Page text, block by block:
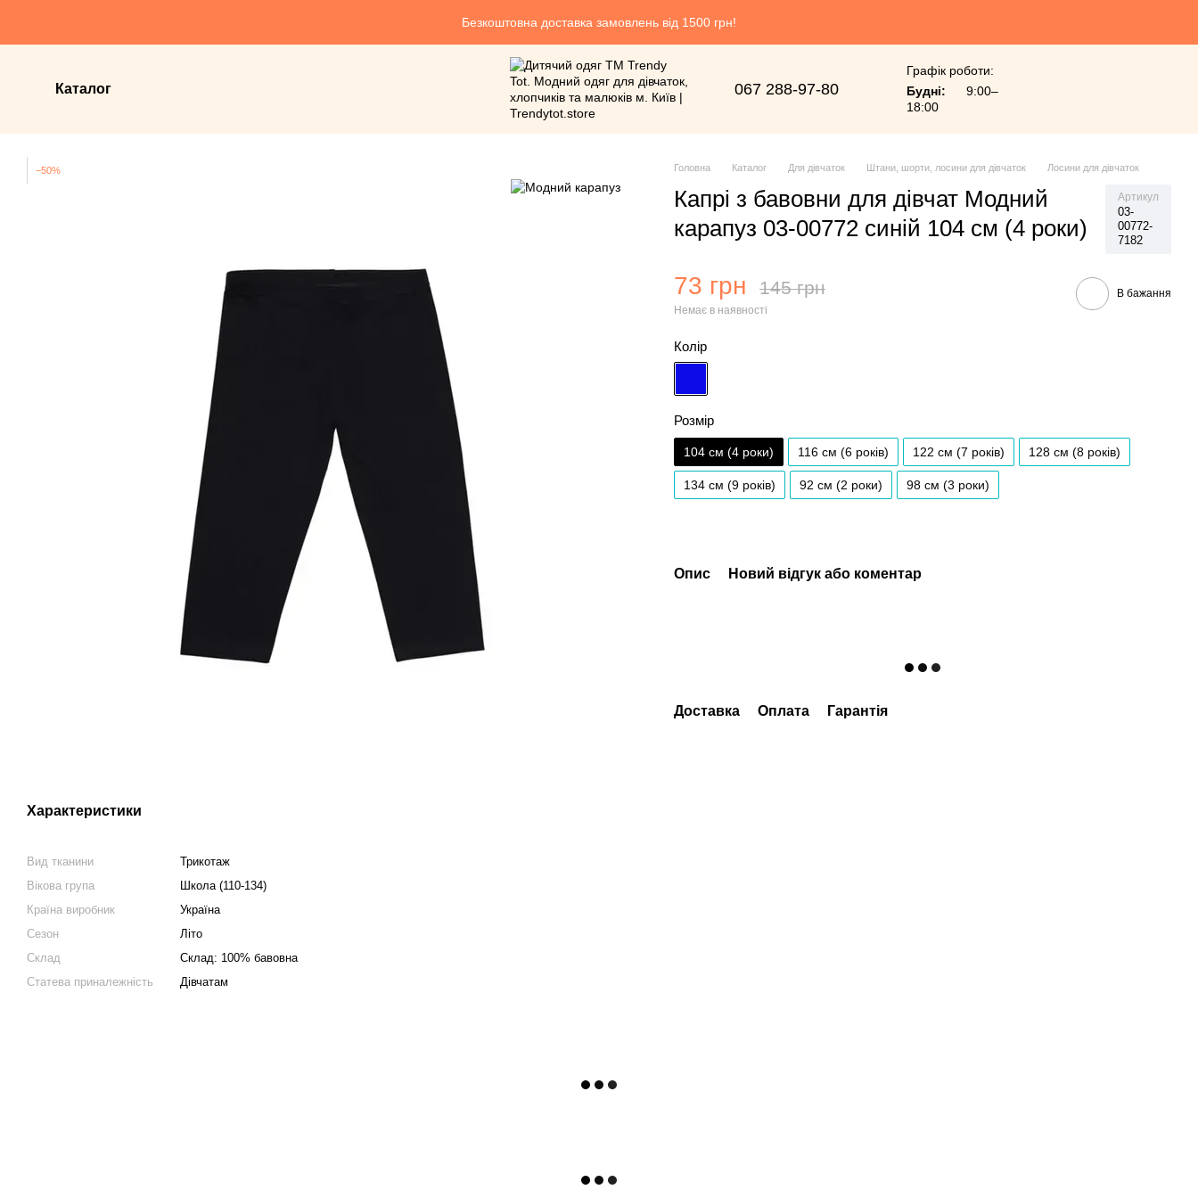
Безкоштовна доставка замовлень від 1500 грн!
Каталог 067 288-97-80
Графік роботи:
Будні:
9:00–
18:00
−50%
Характеристики
Вид тканини
Трикотаж
Вікова група
Школа (110-134)
Країна виробник
Україна
Сезон
Літо
Склад
Склад: 100% бавовна
Статева приналежність
Дівчатам
Головна Каталог Для дівчаток Штани, шорти, лосини для дівчаток Лосини для дівчаток
Капрі з бавовни для дівчат Модний
карапуз 03-00772 синій 104 см (4 роки)
Артикул
03-
00772-
7182
73 грн 145 грн
Немає в наявності
В бажання
Колір
Розмір
104 см (4 роки) 116 см (6 років) 122 см (7 років) 128 см (8 років)
134 см (9 років) 92 см (2 роки) 98 см (3 роки)
Опис Новий відгук або коментар
Доставка Оплата Гарантія